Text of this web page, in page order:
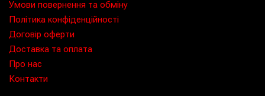
Умови повернення та обміну
Політика конфіденційності
Договір оферти
Доставка та оплата
Про нас
Контакти